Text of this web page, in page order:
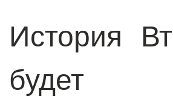
История
будет